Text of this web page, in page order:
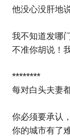
他没心没肝地
我不知道发哪
不准你胡说！
********
每对白头夫妻
你必须要承认
你的城市有了